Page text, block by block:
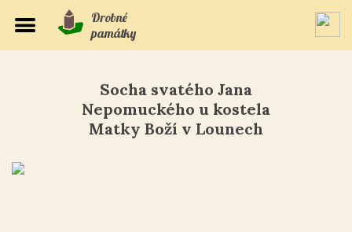
Drobné
památky
Socha svatého Jana
Nepomuckého u kostela
Matky Boží v Lounech